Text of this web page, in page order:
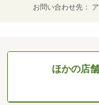
お問い合わせ先
ほかの店